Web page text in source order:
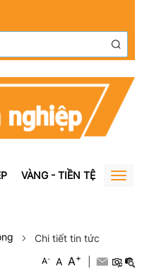
VÀNG - TIỀN TỆ BẤT
Chi tiết tin tức
A- A A+